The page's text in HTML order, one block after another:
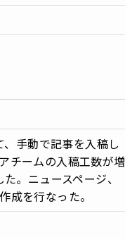
手動で記事を入稿し
チームの入稿工数が増
。ニュースページ、
成を行なった。